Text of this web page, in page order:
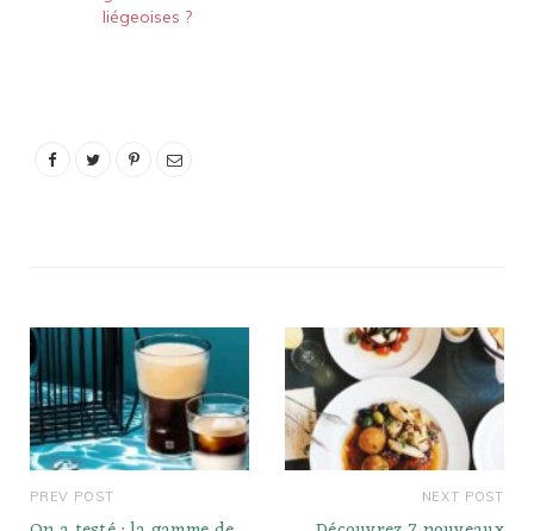
nous serions ravis de les
liégeoises ?
PREV POST NEXT POST